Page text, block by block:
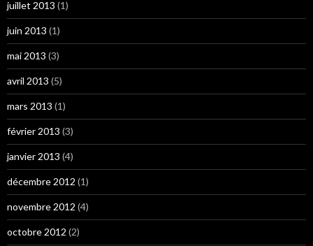
juillet 2013 (1)
juin 2013 (1)
mai 2013 (3)
avril 2013 (5)
mars 2013 (1)
février 2013 (3)
janvier 2013 (4)
décembre 2012 (1)
novembre 2012 (4)
octobre 2012 (2)